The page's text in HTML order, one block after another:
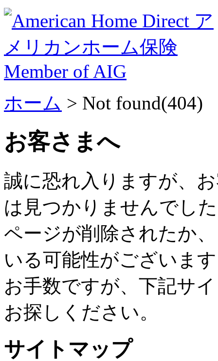
ホーム > Not found(404)
お客さまへ
誠に恐れ入りますが、
は見つかりませんでし
ページが削除されたか
いる可能性がございま
お手数ですが、下記サ
お探しください。
サイトマップ